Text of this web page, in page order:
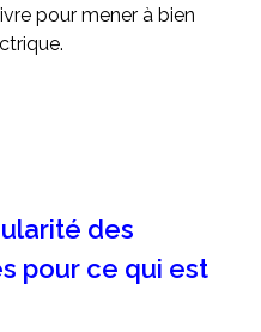
pour mener à bien
des
pour ce qui est